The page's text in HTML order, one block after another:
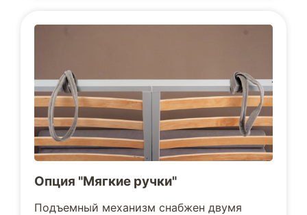
Опция "Мягкие ручки"
Подъемный механизм снабжен двумя